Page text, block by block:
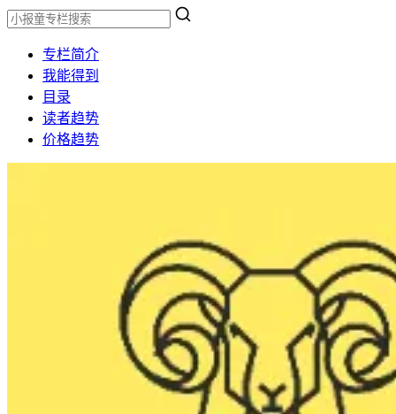
专栏简介
我能得到
目录
读者趋势
价格趋势